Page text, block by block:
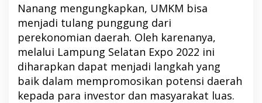
Nanang mengungkapkan, UMKM bisa
menjadi tulang punggung dari
perekonomian daerah. Oleh karenanya,
melalui Lampung Selatan Expo 2022 ini
diharapkan dapat menjadi langkah yang
baik dalam mempromosikan potensi daerah
kepada para investor dan masyarakat luas.